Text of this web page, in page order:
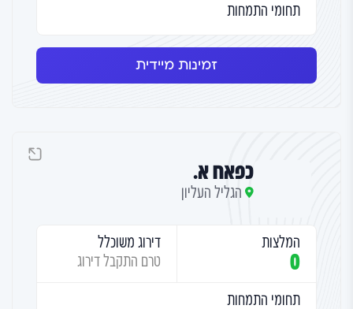
תחומי התמחות
זמינות מיידית
כפאח א.
הגליל העליון
המלצות
0
דירוג משוכלל
טרם התקבל דירוג
תחומי התמחות